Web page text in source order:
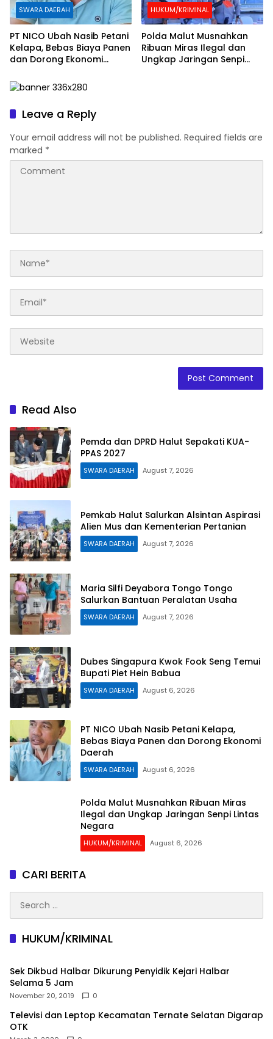
SWARA DAERAH
PT NICO Ubah Nasib Petani
Kelapa, Bebas Biaya Panen
dan Dorong Ekonomi
HUKUM/KRIMINAL
Polda Malut Musnahkan
Ribuan Miras Ilegal dan
Ungkap Jaringan Senpi
Leave a Reply
Your email address will not be published. Required fields are
marked *
Read Also
Pemda dan DPRD Halut Sepakati KUA-
PPAS 2027
SWARA DAERAH August 7, 2026
Pemkab Halut Salurkan Alsintan Aspirasi
Alien Mus dan Kementerian Pertanian
SWARA DAERAH August 7, 2026
Maria Silfi Deyabora Tongo Tongo
Salurkan Bantuan Peralatan Usaha
SWARA DAERAH August 7, 2026
Dubes Singapura Kwok Fook Seng Temui
Bupati Piet Hein Babua
SWARA DAERAH August 6, 2026
PT NICO Ubah Nasib Petani Kelapa,
Bebas Biaya Panen dan Dorong Ekonomi
Daerah
SWARA DAERAH August 6, 2026
Polda Malut Musnahkan Ribuan Miras
Ilegal dan Ungkap Jaringan Senpi Lintas
Negara
HUKUM/KRIMINAL August 6, 2026
CARI BERITA
for:
HUKUM/KRIMINAL
Sek Dikbud Halbar Dikurung Penyidik Kejari Halbar
Selama 5 Jam
November 20, 2019 0
Televisi dan Leptop Kecamatan Ternate Selatan Digarap
OTK